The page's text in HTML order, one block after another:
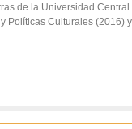
de la Universidad
Políticas Culturales (2016)